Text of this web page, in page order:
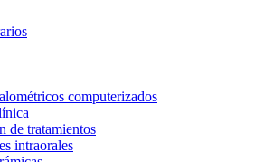
computerizados
de tratamientos
intraorales